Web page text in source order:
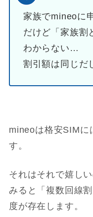
家族でmineoに
だけど「家族割
わからない…
割引額は同じだ
mineoは格安SIMに
す。
それはそれで嬉し
みると「複数回線
度が存在します。